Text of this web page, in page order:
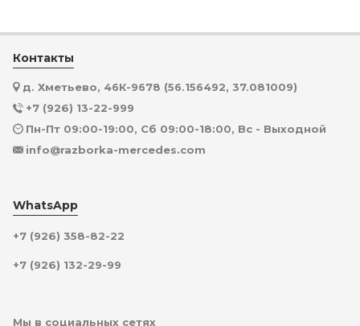
Контакты
д. Хметьево, 46К-9678 (56.156492, 37.081009)
+7 (926) 13-22-999
Пн-Пт 09:00-19:00, Сб 09:00-18:00, Вс - Выходной
info@razborka-mercedes.com
WhatsApp
+7 (926) 358-82-22
+7 (926) 132-29-99
Мы в социальных сетях